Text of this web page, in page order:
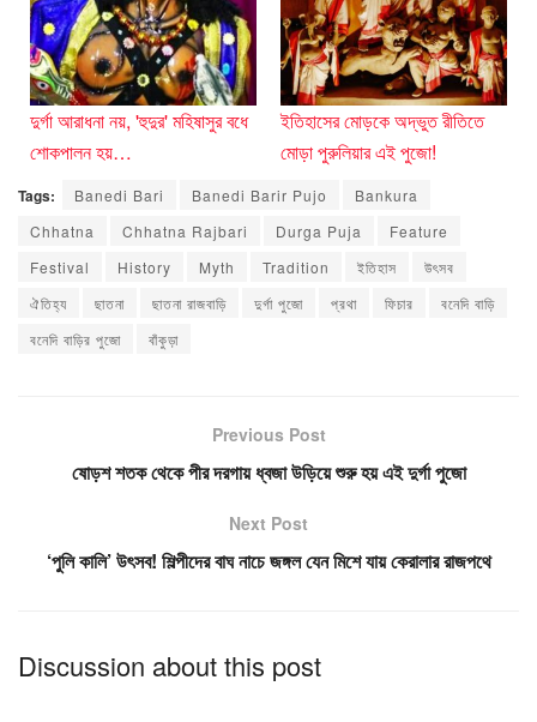
দুর্গা আরাধনা নয়, 'হুদুর' মহিষাসুর বধে
শোকপালন হয়…
ইতিহাসের মোড়কে অদ্ভুত রীতিতে
মোড়া পুরুলিয়ার এই পুজো!
Tags: Banedi Bari Banedi Barir Pujo
Bankura
Chhatna
Chhatna Rajbari Durga Puja
Feature
Festival
History Myth Tradition ইতিহাস
উৎসব
ঐতিহ্য
ছাতনা ছাতনা রাজবাড়ি দুর্গা পুজো প্রথা ফিচার
বনেদি বাড়ি
বনেদি বাড়ির পুজো
বাঁকুড়া
Previous Post
ষোড়শ শতক থেকে পীর দরগায় ধ্বজা উড়িয়ে শুরু হয় এই দুর্গা পুজো
Next Post
‘পুলি কালি’ উৎসব! শিল্পীদের বাঘ নাচে জঙ্গল যেন মিশে যায় কেরালার রাজপথে
Discussion about this post